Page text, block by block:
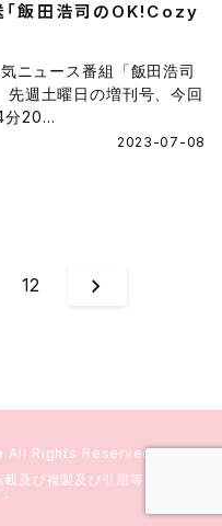
「飯田浩司のOK!Cozy
ニュース番組「飯田浩司
週土曜日の増刊号、今回
分20...
2023-07-08
12
All Rights Reserved.
及び複製及び引用等の行為を固